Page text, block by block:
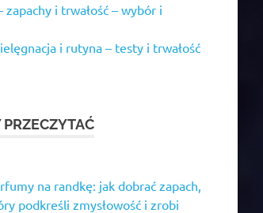
zapachy i trwałość – wybór i
i rutyna – testy i trwałość
na randkę: jak dobrać zapach,
podkreśli zmysłowość i zrobi